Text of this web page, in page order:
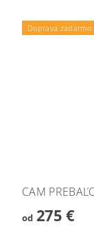
Doprava zadarmo
CAM
od275 €